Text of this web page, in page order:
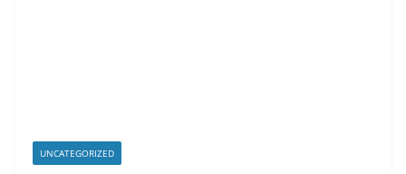
UNCATEGORIZED